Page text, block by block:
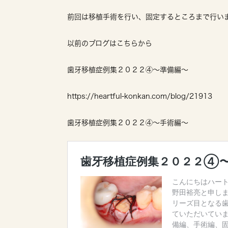
前回は移植手術を行い、固定するところまで行い
以前のブログはこちらから
歯牙移植症例集２０２２④〜準備編〜
https://heartful-konkan.com/blog/21913
歯牙移植症例集２０２２④〜手術編〜